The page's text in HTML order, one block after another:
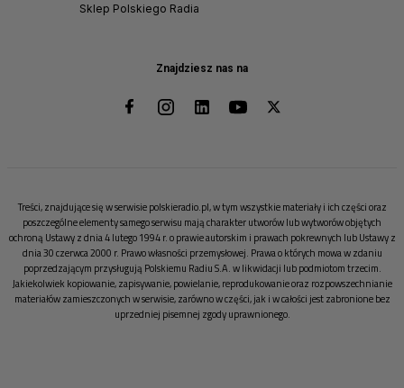
Znajdziesz nas na
Sklep Polskiego Radia
Treści, znajdujące się w serwisie polskieradio.pl, w tym wszystkie materiały i ich części oraz
poszczególne elementy samego serwisu mają charakter utworów lub wytworów objętych
ochroną Ustawy z dnia 4 lutego 1994 r. o prawie autorskim i prawach pokrewnych lub Ustawy z
dnia 30 czerwca 2000 r. Prawo własności przemysłowej. Prawa o których mowa w zdaniu
poprzedzającym przysługują Polskiemu Radiu S.A. w likwidacji lub podmiotom trzecim.
Jakiekolwiek kopiowanie, zapisywanie, powielanie, reprodukowanie oraz rozpowszechnianie
materiałów zamieszczonych w serwisie, zarówno w części, jak i w całości jest zabronione bez
uprzedniej pisemnej zgody uprawnionego.